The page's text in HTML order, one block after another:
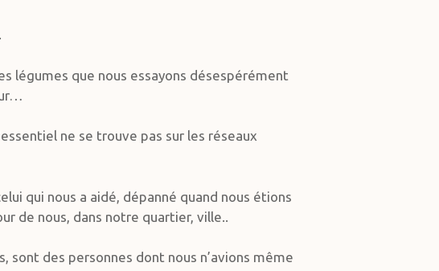
légumes que nous essayons désespérément
ne se trouve pas sur les réseaux
qui nous a aidé, dépanné quand nous étions
de nous, dans notre quartier, ville..
sont des personnes dont nous n’avions même